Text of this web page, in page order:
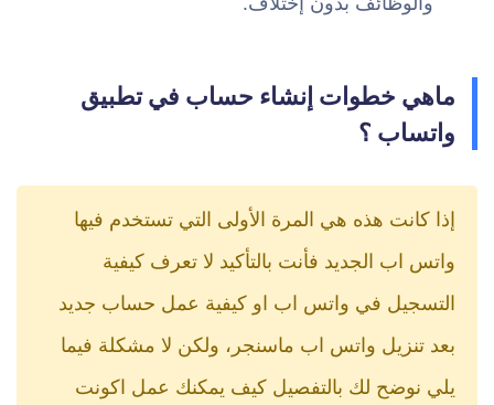
ماهي خطوات إنشاء حساب في تطبيق
واتساب ؟
إذا كانت هذه هي المرة الأولى التي تستخدم فيها
واتس اب الجديد فأنت بالتأكيد لا تعرف كيفية
التسجيل في واتس اب او كيفية عمل حساب جديد
بعد تنزيل واتس اب ماسنجر، ولكن لا مشكلة فيما
يلي نوضح لك بالتفصيل كيف يمكنك عمل اكونت